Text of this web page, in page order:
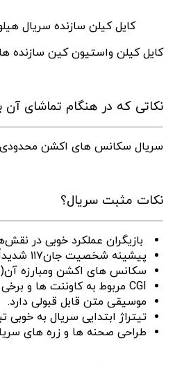
کایل کیلن سازنده سریال
کایل کیلن واستیون کین سازنده
نکاتی که در هنگام تماشای آن
سریال سکانس های اکشن
نکات مثبت سریال؟
بازیگران عملکرد خوبی در
پیشینه شخصیت جان۱۱۷ شدیداً مورد توجه و بررسی قرار گرفته؛البته با توجه به داستان اتفاقی غیر منتظره نیست.
سکانس های اکشن ومبارزه
CGI مربوط به کاوننت ها و برخی از شهرهای نشان داده شده در سریال طبیعی است.
موسیقی متن قابل قبولی دارد.
تیتراژ ابتدایی سریال به
طراحی صحنه ها و زره های